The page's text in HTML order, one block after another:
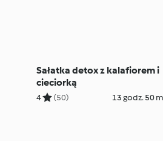
Sałatka detox z kalafiorem i
cieciorką
4 (50) 13 godz. 50